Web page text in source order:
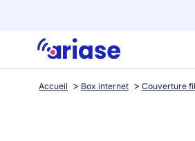
Accueil Box internet Couverture